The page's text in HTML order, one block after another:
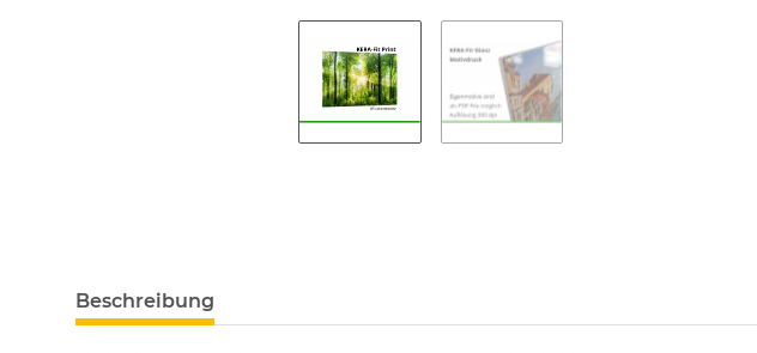
Beschreibung